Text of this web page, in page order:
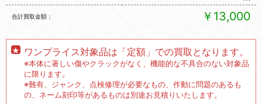
合計買取金額 ￥13,000
ワンプライス対象品は「定額」での買取となります。
※本体に著しい傷やクラックがなく、機能的な不具合のない対象品
に限ります。
※難有、ジャンク、点検修理が必要なもの、作動に問題のあるも
の、ネーム刻印等があるものは別途お見積りいたします。